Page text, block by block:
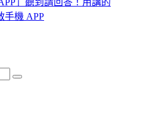
手機 APP
Search